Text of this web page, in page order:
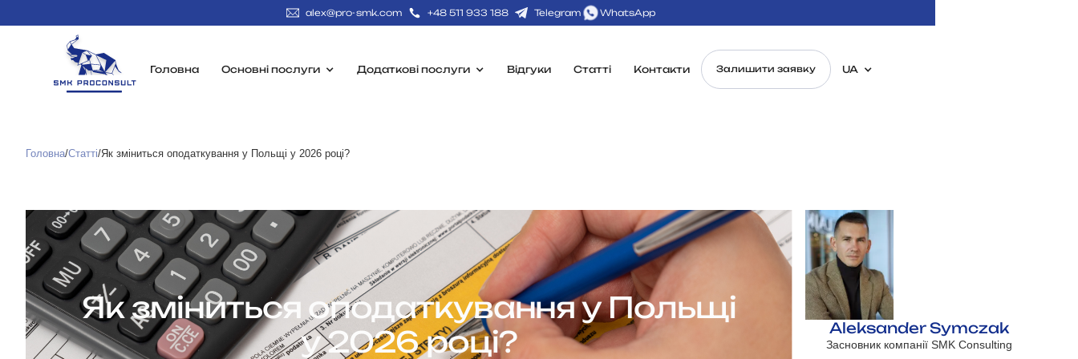
alex@pro-smk.com +48 511 933 188 Telegram WhatsApp
Головна Основні послуги Додаткові послуги Відгуки Статті Контакти Залишити заявку UA
Головна/Статті/Як зміниться оподаткування у Польщі у 2026 році?
Як зміниться оподаткування у Польщі
у 2026 році?
Aleksander Symczak
Засновник компанії SMK Consulting